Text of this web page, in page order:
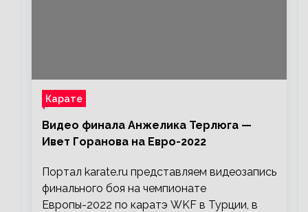
Карате
Видео финала Анжелика Терлюга —
Ивет Горанова на Евро-2022
Портал karate.ru представляем видеозапись
финального боя на чемпионате
Европы-2022 по каратэ WKF в Турции, в